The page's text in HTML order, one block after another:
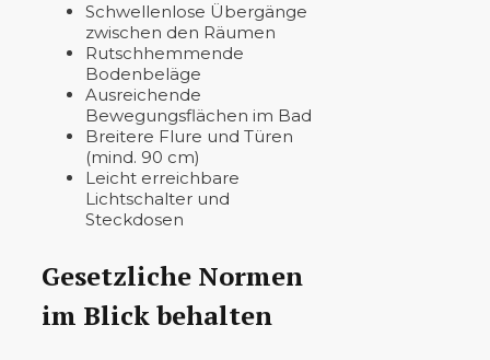
Schwellenlose Übergänge
zwischen den Räumen
Rutschhemmende
Bodenbeläge
Ausreichende
Bewegungsflächen im Bad
Breitere Flure und Türen
(mind. 90 cm)
Leicht erreichbare
Lichtschalter und
Steckdosen
Gesetzliche Normen
im Blick behalten